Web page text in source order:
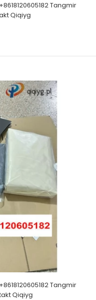
Tangmir
Qiqiyg
Tangmir
Qiqiyg